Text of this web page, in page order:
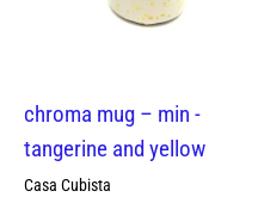
chroma mug – min -
tangerine and yellow
Casa Cubista